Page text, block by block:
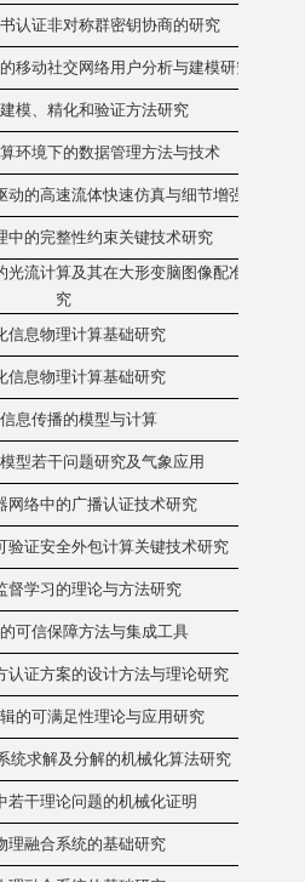
认证非对称群密钥协商的研究
移动社交网络用户分析与建模研究
模、精化和验证方法研究
环境下的数据管理方法与技术
动的高速流体快速仿真与细节增强
中的完整性约束关键技术研究
流计算及其在大形变脑图像配准中的研
究
信息物理计算基础研究
信息物理计算基础研究
息传播的模型与计算
型若干问题研究及气象应用
网络中的广播认证技术研究
验证安全外包计算关键技术研究
督学习的理论与方法研究
可信保障方法与集成工具
认证方案的设计方法与理论研究
的可满足性理论与应用研究
统求解及分解的机械化算法研究
若干理论问题的机械化证明
理融合系统的基础研究